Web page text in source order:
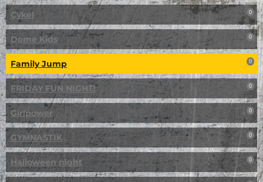
Cykel 0
Dome Kids 0
Family Jump 0
FRIDAY FUN NIGHT! 0
Girlpower 0
GYMNASTIK 0
Halloween night 0